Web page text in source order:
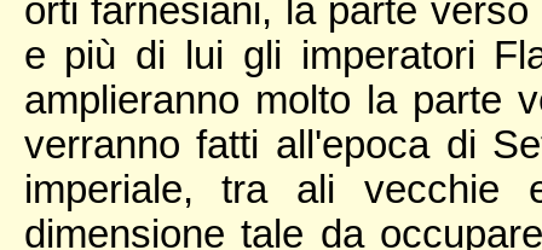
orti farnesiani, la parte
e più di lui gli imperatori
amplieranno molto la parte
verranno fatti all'epoca di
imperiale, tra ali vecchie
dimensione tale da